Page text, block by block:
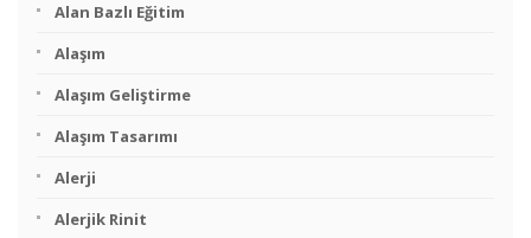
Alan Bazlı Eğitim
Alaşım
Alaşım Geliştirme
Alaşım Tasarımı
Alerji
Alerjik Rinit